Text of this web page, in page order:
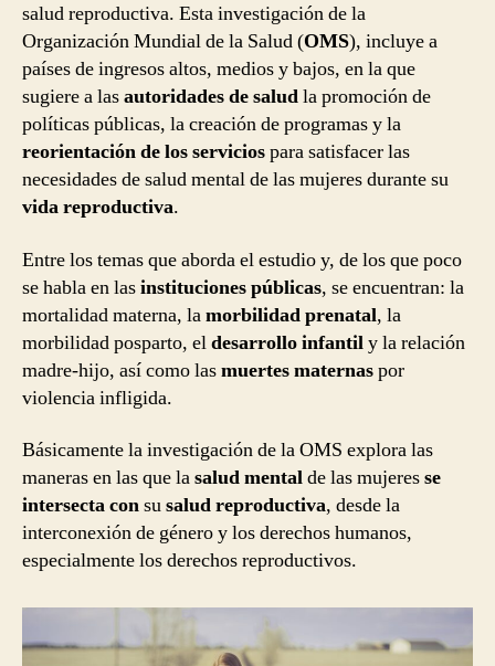
salud reproductiva. Esta investigación de la
Organización Mundial de la Salud (OMS), incluye a
países de ingresos altos, medios y bajos, en la que
sugiere a lasautoridades de saludla promoción de
políticas públicas, la creación de programas y la
reorientación de los serviciospara satisfacer las
necesidades de salud mental de las mujeres durante su
vida reproductiva.
Entre los temas que aborda el estudio y, de los que poco
se habla en lasinstituciones públicas, se encuentran: la
mortalidad materna, lamorbilidad prenatal, la
morbilidad posparto, eldesarrollo infantily la relación
madre-hijo, así como lasmuertes maternaspor
violencia infligida.
Básicamente la investigación de la OMS explora las
maneras en las que lasalud mentalde las mujeresse
intersecta consusalud reproductiva, desde la
interconexión de género y los derechos humanos,
especialmente los derechos reproductivos.